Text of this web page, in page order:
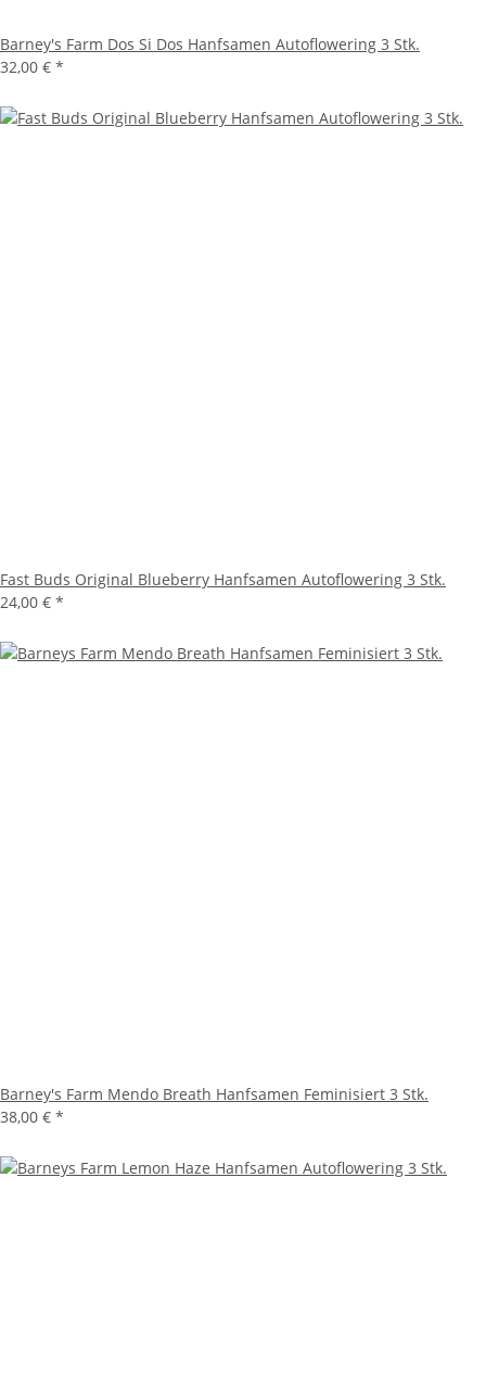
Barney's Farm Dos Si Dos Hanfsamen Autoflowering 3 Stk.
32,00 € *
Fast Buds Original Blueberry Hanfsamen Autoflowering 3 Stk.
24,00 € *
Barney's Farm Mendo Breath Hanfsamen Feminisiert 3 Stk.
38,00 € *